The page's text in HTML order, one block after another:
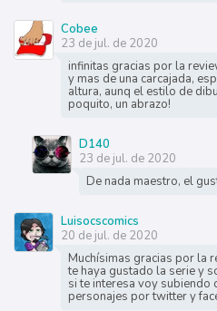
Cobee
23 de jul. de 2020
infinitas gracias por la
y mas de una carcajada,
altura, aunq el estilo de
poquito, un abrazo!
D140
23 de jul. de 2020
De nada maestro, el
Luisocscomics
20 de jul. de 2020
Muchísimas gracias por la
te haya gustado la serie y
si te interesa voy subiendo
personajes por twitter y